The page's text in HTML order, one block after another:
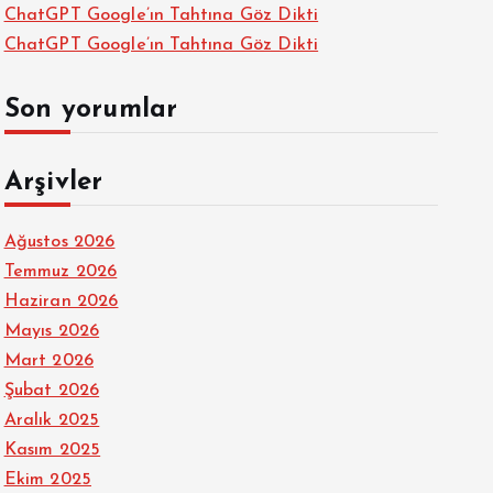
ChatGPT Google’ın Tahtına Göz Dikti
ChatGPT Google’ın Tahtına Göz Dikti
Son yorumlar
Arşivler
Ağustos 2026
Temmuz 2026
Haziran 2026
Mayıs 2026
Mart 2026
Şubat 2026
Aralık 2025
Kasım 2025
Ekim 2025